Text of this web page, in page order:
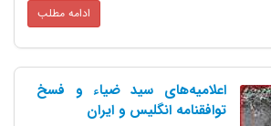
ادامه مطلب
اعلامیه‌های سید ضیاء و فسخ
توافقنامه انگلیس و ایران